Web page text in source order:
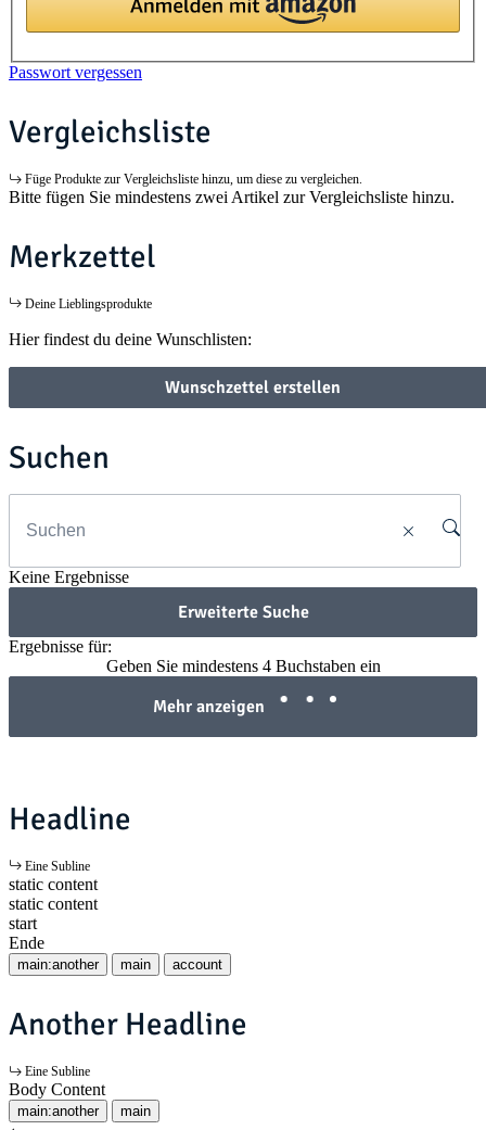
Passwort vergessen
Vergleichsliste
Füge Produkte zur Vergleichsliste hinzu, um diese zu vergleichen.
Bitte fügen Sie mindestens zwei Artikel zur Vergleichsliste hinzu.
Merkzettel
Deine Lieblingsprodukte
Hier findest du deine Wunschlisten:
Wunschzettel erstellen
Suchen
Keine Ergebnisse
Erweiterte Suche
Ergebnisse für:
Geben Sie mindestens 4 Buchstaben ein
Mehr anzeigen
Headline
Eine Subline
static content
static content
start
Ende
main:another main account
Another Headline
Eine Subline
Body Content
main:another main